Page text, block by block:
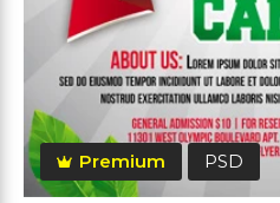
Premium PSD